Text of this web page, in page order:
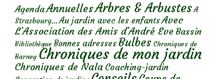
AgendaAnnuellesArbres & Arbustes A
Strasbourg... Au jardin avec les enfantsAvec
L'Association des Amis d'André Eve Bassin
Bibliothèque Bonnes adresses Bulbes Chroniques de
Barney Chroniques de mon jardin
Chroniques de Nala Coaching-jardin